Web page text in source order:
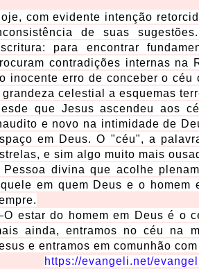
com evidente intenção
de suas
para encontrar
contradições internas na
inocente erro de conceber o céu
grandeza celestial a esquemas
que Jesus ascendeu aos
e novo na intimidade de
em Deus. O "céu", a
e sim algo muito mais
Pessoa divina que acolhe
em quem Deus e o homem
estar do homem em Deus é o
ainda, entramos no céu na
e entramos em comunhão
https://evangeli.net/